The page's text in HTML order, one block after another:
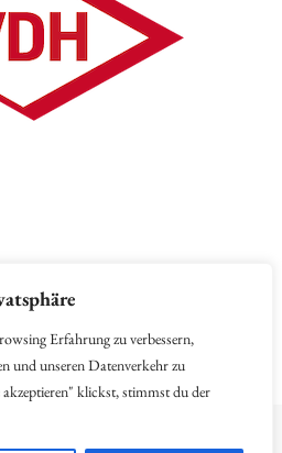
Erfahrung zu verbessern,
und unseren Datenverkehr zu
klickst, stimmst du der
. Alle Rechte vorbehalten.Blossom Pin
Themes.Präsentiert vonWordPress